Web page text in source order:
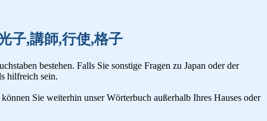
子,講師,行使,格子
bestehen. Falls Sie sonstige Fragen zu Japan oder der
hilfreich sein.
Sie weiterhin unser Wörterbuch außerhalb Ihres Hauses oder